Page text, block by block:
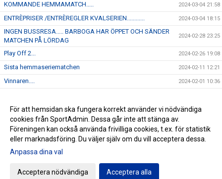
KOMMANDE HEMMAMATCH..... 2024-03-04 21:58
ENTRÈPRISER /ENTRÈREGLER KVALSERIEN............ 2024-03-04 18:15
INGEN BUSSRESA..... BARBOGA HAR ÖPPET OCH SÄNDER
MATCHEN PÅ LÖRDAG
2024-02-28 23:25
Play Off 2... 2024-02-26 19:08
Sista hemmaseriematchen 2024-02-11 12:21
Vinnaren.... 2024-02-01 10:36
Kommande hemmamatch..... 2024-01-22 12:45
NYHET... 2024-01-16 16:23
Gå till Webbversion
För att hemsidan ska fungera korrekt använder vi nödvändiga
cookies från SportAdmin. Dessa går inte att stänga av.
Föreningen kan också använda frivilliga cookies, t.ex. för statistik
eller marknadsföring. Du väljer själv om du vill acceptera dessa.
Anpassa dina val
Acceptera nödvändiga Acceptera alla